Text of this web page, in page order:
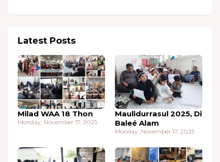
Latest Posts
Milad WAA 18 Thon
Monday, November 17, 2025
Maulidurrasul 2025, Di
Baleé Alam
Monday, November 17, 2025